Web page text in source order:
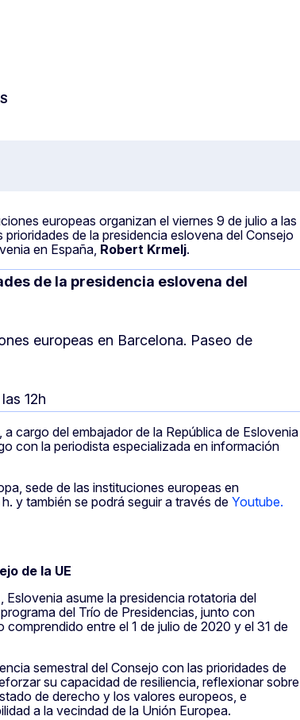
europeas organizan el viernes 9 de julio a las
de la presidencia eslovena del Consejo
en España, Robert Krmelj.
de la presidencia eslovena del
europeas en Barcelona. Paseo de
12h
cargo del embajador de la República de Eslovenia
con la periodista especializada en información
sede de las instituciones europeas en
y también se podrá seguir a través de Youtube.
de la UE
Eslovenia asume la presidencia rotatoria del
del Trío de Presidencias, junto con
entre el 1 de julio de 2020 y el 31 de
semestral del Consejo con las prioridades de
su capacidad de resiliencia, reflexionar sobre
de derecho y los valores europeos, e
a la vecindad de la Unión Europea.